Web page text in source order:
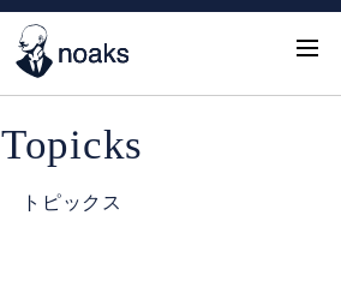
Topicks
トピックス